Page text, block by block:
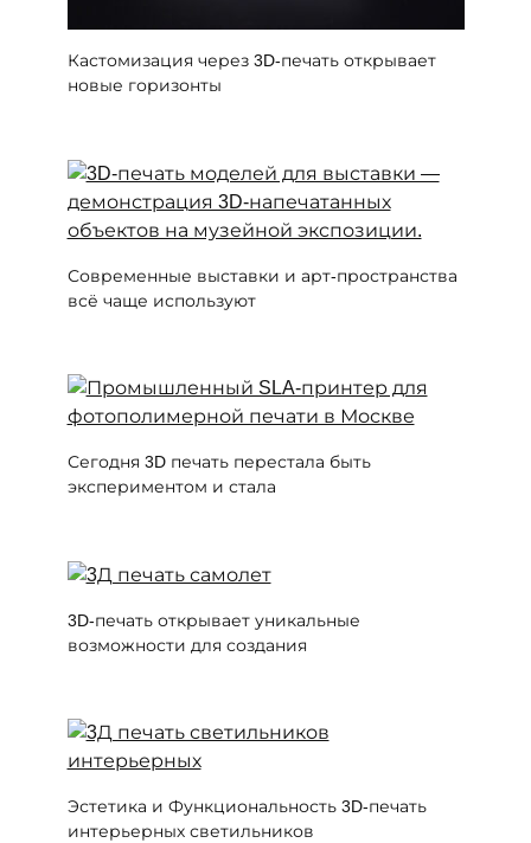
Кастомизация через 3D-печать открывает
новые горизонты
Современные выставки и арт-пространства
всё чаще используют
Сегодня 3D печать перестала быть
экспериментом и стала
3D-печать открывает уникальные
возможности для создания
Эстетика и Функциональность 3D-печать
интерьерных светильников